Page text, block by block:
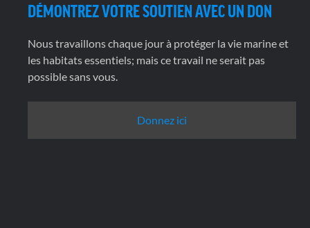
DÉMONTREZ VOTRE SOUTIEN AVEC UN DON
Nous travaillons chaque jour à protéger la vie marine et
les habitats essentiels; mais ce travail ne serait pas
possible sans vous.
Donnez ici